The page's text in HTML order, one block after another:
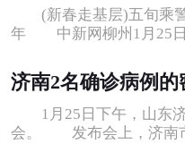
(新春走基层)五旬乘警
年 中新网柳州1月25日
1月25日下午，山东济
会。 发布会上，济南